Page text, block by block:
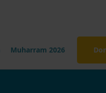
Muharram 2026